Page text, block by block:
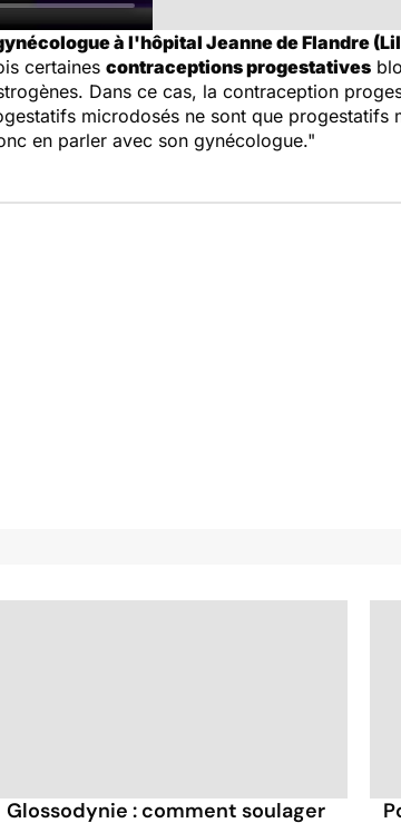
à l'hôpital Jeanne de Flandre
certaines contraceptions progestatives
Dans ce cas, la contraception
microdosés ne sont que progestatifs
en parler avec son gynécologue."
Glossodynie : comment soulager